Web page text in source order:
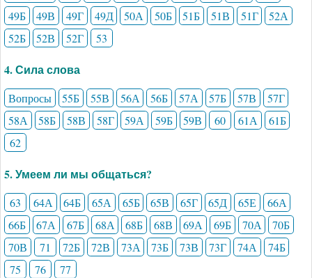
49Б
49В 49Г 49Д 50А 50Б 51Б 51В 51Г
52А
52Б
52В 52Г 53
4. Сила слова
Вопросы 55Б 55В 56А 56Б 57А 57Б 57В
57Г
58А
58Б 58В 58Г 59А 59Б 59В 60 61А
61Б
62
5. Умеем ли мы общаться?
63 64А 64Б 65А 65Б 65В 65Г 65Д 65Е
66А
66Б
67А 67Б 68А 68Б 68В 69А 69Б 70А
70Б
70В
71 72Б 72В 73А 73Б 73В 73Г 74А
74Б
75
76 77